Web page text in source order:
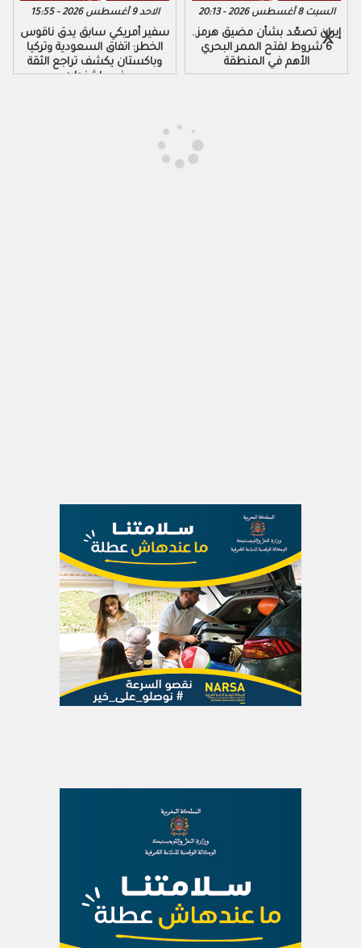
الاحد 9 أغسطس 2026 - 15:55
سفير أمريكي سابق يدق ناقوس
الخطر: اتفاق السعودية وتركيا
وباكستان يكشف تراجع الثقة
في واشنطن
السبت 8 أغسطس 2026 - 20:13
إيران تصعّد بشأن مضيق هرمز..
6 شروط لفتح الممر البحري
الأهم في المنطقة